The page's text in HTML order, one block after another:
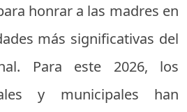
honrar a las madres en
más significativas del
Para este 2026, los
y municipales han